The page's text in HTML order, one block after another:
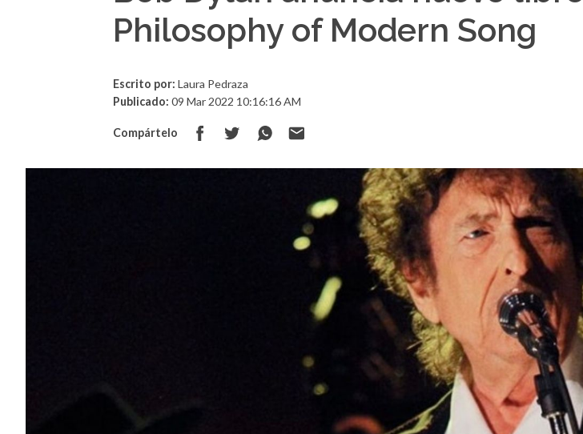
Philosophy of Modern Song
Escrito por: Laura Pedraza
Publicado: 09 Mar 2022 10:16:16 AM
Compártelo